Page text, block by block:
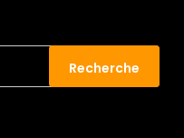
Recherche